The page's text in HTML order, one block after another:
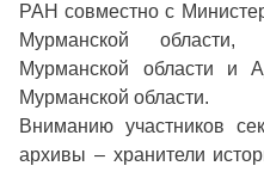
РАН совместно с
Мурманской области,
Мурманской области и
Мурманской области.
Вниманию участников
архивы – хранители